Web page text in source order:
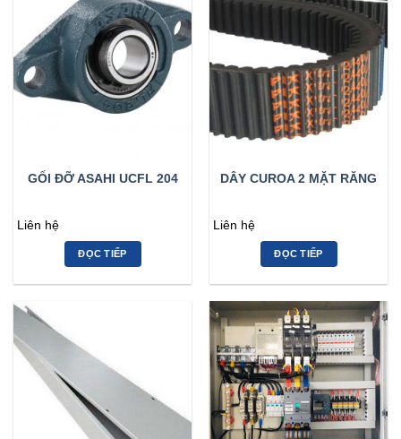
GỐI ĐỠ ASAHI UCFL 204
Liên hệ
ĐỌC TIẾP
DÂY CUROA 2 MẶT RĂNG
Liên hệ
ĐỌC TIẾP